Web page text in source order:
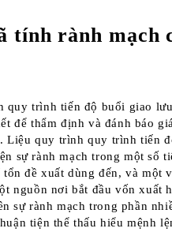
tính rành mạch
quy trình tiến độ buổi giao
để thẩm định và đánh báo
Liệu quy trình quy trình tiến
sự rành mạch trong một số
đề xuất dùng đến, và một
nguồn nơi bắt đầu vốn xuất
sự rành mạch trong phần
tiện thể thấu hiểu mệnh